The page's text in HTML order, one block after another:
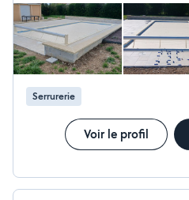
Serrurerie
Voir le profil